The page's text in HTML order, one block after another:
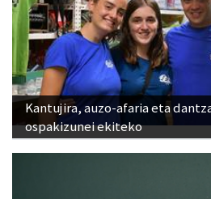
Kantujira, auzo-afaria eta
ospakizunei ekiteko